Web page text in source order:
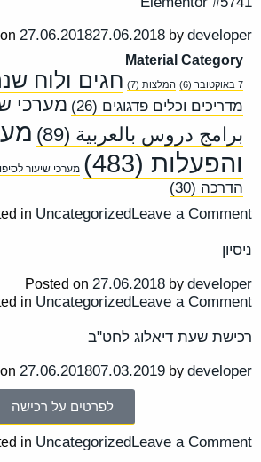
27.06.201827.06.2018 by developer
Material Category
7 באוקטובר (6) המלצות (7) חגים ולוח
מדריכים וכלים פדגוגים (26)
מערכי
برامج دروس بالعربية (89)
והפעלות (483) מערכי שיעור
הדרכה (30)
in Uncategorized Leave a Comment
ניסיון
Posted on 27.06.2018 by developer
in UncategorizedLeave a Comment
רכישת שעת דיאלוג לחט"ב
27.06.201807.03.2019 by developer
לפרטים על רכישה
in Uncategorized Leave a Comment